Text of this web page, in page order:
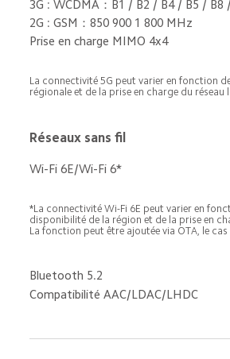
3G : WCDMA：B1 / B2 / B4 / B5 / B8
2G : GSM：850 900 1 800 MHz
Prise en charge MIMO 4x4
La connectivité 5G peut varier en fonction
régionale et de la prise en charge du réseau
Réseaux sans fil
Wi-Fi 6E/Wi-Fi 6*
*La connectivité Wi-Fi 6E peut varier en
disponibilité de la région et de la prise en
La fonction peut être ajoutée via OTA, le cas
Bluetooth 5.2
Compatibilité AAC/LDAC/LHDC